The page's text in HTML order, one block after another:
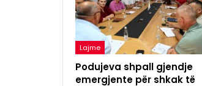
Lajme
Podujeva shpall gjendje
emergjente për shkak të